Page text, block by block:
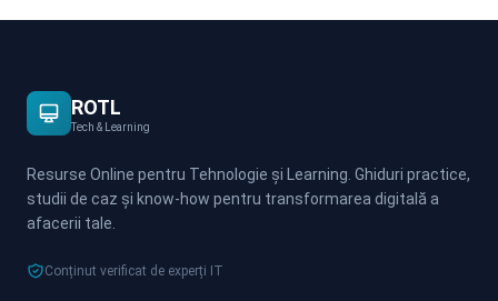
ROTL
Tech & Learning
Resurse Online pentru Tehnologie și Learning. Ghiduri practice,
studii de caz și know-how pentru transformarea digitală a
afacerii tale.
Conținut verificat de experți IT